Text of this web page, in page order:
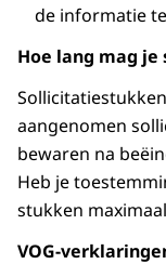
de informatie
Hoe lang mag
aangenomen
bewaren na
Heb je
stukken
VOG-